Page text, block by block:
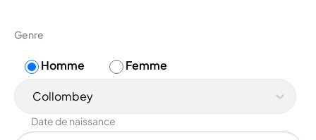
Genre
Homme Femme
Collombey
Date de naissance